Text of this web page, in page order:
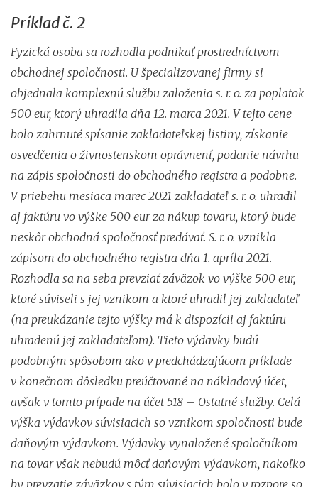
Príklad č. 2
Fyzická osoba sa rozhodla podnikať prostredníctvom
obchodnej spoločnosti. U špecializovanej firmy si
objednala komplexnú službu založenia s. r. o. za poplatok
500 eur, ktorý uhradila dňa 12. marca 2021. V tejto cene
bolo zahrnuté spísanie zakladateľskej listiny, získanie
osvedčenia o živnostenskom oprávnení, podanie návrhu
na zápis spoločnosti do obchodného registra a podobne.
V priebehu mesiaca marec 2021 zakladateľ s. r. o. uhradil
aj faktúru vo výške 500 eur za nákup tovaru, ktorý bude
neskôr obchodná spoločnosť predávať. S. r. o. vznikla
zápisom do obchodného registra dňa 1. apríla 2021.
Rozhodla sa na seba prevziať záväzok vo výške 500 eur,
ktoré súviseli s jej vznikom a ktoré uhradil jej zakladateľ
(na preukázanie tejto výšky má k dispozícii aj faktúru
uhradenú jej zakladateľom). Tieto výdavky budú
podobným spôsobom ako v predchádzajúcom príklade
v konečnom dôsledku preúčtované na nákladový účet,
avšak v tomto prípade na účet 518 – Ostatné služby. Celá
výška výdavkov súvisiacich so vznikom spoločnosti bude
daňovým výdavkom. Výdavky vynaložené spoločníkom
na tovar však nebudú môcť daňovým výdavkom, nakoľko
by prevzatie záväzkov s tým súvisiacich bolo v rozpore so